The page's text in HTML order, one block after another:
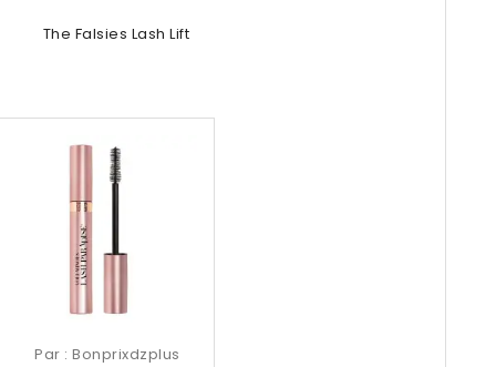
The Falsies Lash Lift
Par : Bonprixdzplus